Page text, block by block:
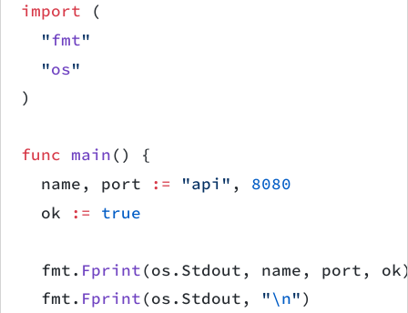
import (
	"
fmt"
	"
os"
)
func main() {
	name, port
:= "api" , 8080
	ok
:= true
	fmt.
Fprint(os.Stdout, name, port,
	fmt.
Fprint(os.Stdout, "\n")